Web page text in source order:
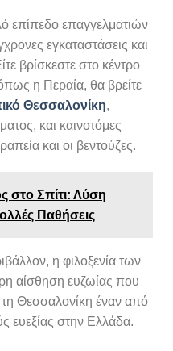
επίπεδο επαγγελματιών
εγκαταστάσεις και
βρίσκεστε στο κέντρο
η Περαία, θα βρείτε
Θεσσαλονίκη,
και καινοτόμες
και οι βεντούζες.
στο Σπίτι: Λύση
Παθήσεις
η φιλοξενία των
αίσθηση ευζωίας που
Θεσσαλονίκη έναν από
ευεξίας στην Ελλάδα.